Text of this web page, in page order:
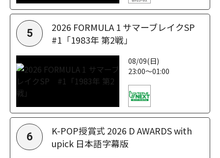
5
2026 FORMULA 1 サマーブレイクSP
#1「1983年 第2戦」
08/09(日)
23:00～01:00
6
K-POP授賞式 2026 D AWARDS with
upick 日本語字幕版